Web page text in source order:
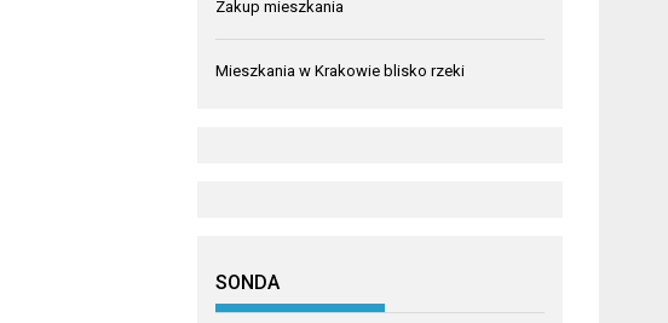
Zakup mieszkania
Mieszkania w Krakowie blisko rzeki
SONDA